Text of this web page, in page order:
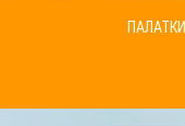
ПАЛАТКИ